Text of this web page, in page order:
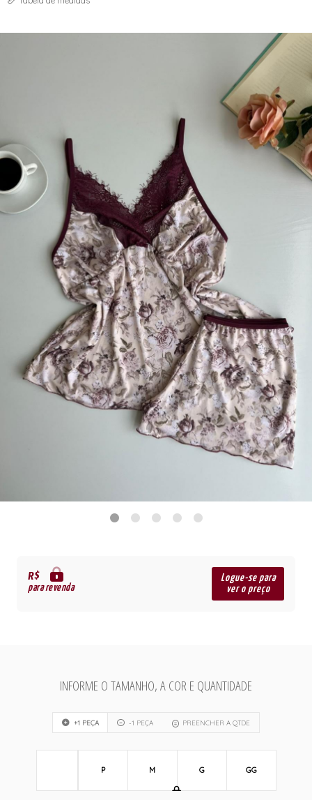
R$
para revenda
Logue-se para
ver o preço
INFORME O TAMANHO, A COR E QUANTIDADE
+1 PEÇA -1 PEÇA PREENCHER A QTDE
P M G GG